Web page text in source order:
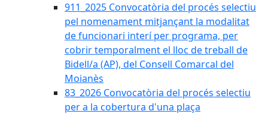
911_2025 Convocatòria del procés selectiu
pel nomenament mitjançant la modalitat
de funcionari interí per programa, per
cobrir temporalment el lloc de treball de
Bidell/a (AP), del Consell Comarcal del
Moianès
83_2026 Convocatòria del procés selectiu
per a la cobertura d'una plaça